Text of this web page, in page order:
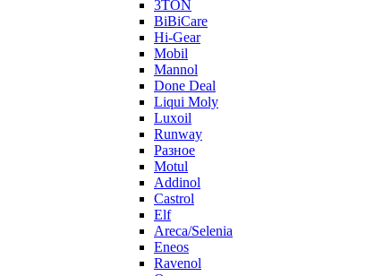
3TON
BiBiCare
Hi-Gear
Mobil
Mannol
Done Deal
Liqui Moly
Luxoil
Runway
Разное
Motul
Addinol
Castrol
Elf
Areca/Selenia
Eneos
Ravenol